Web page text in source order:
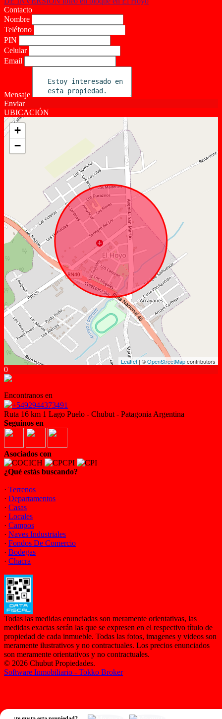
Contacto
Nombre
Teléfono
PIN
Celular
Email
Mensaje
Enviar
UBICACIÓN
+
−
Leaflet | ©OpenStreetMapcontributors
0
Encontranos en
+5492944373491
Ruta 16 km 1 Lago Puelo - Chubut - Patagonia Argentina
Seguinos en
Asociados con
¿Qué estás buscando?
· Terrenos
· Departamentos
· Casas
· Locales
· Campos
· Naves Industriales
· Fondos De Comercio
· Bodegas
· Chacra
Todas las medidas enunciadas son meramente orientativas, las
medidas exactas serán las que se expresen en el respectivo título de
propiedad de cada inmueble. Todas las fotos, imagenes y videos son
meramente ilustrativos y no contractuales. Los precios enunciados
son meramente orientativos y no contractuales.
© 2026 Chubut Propiedades.
Software Inmobiliario - Tokko Broker